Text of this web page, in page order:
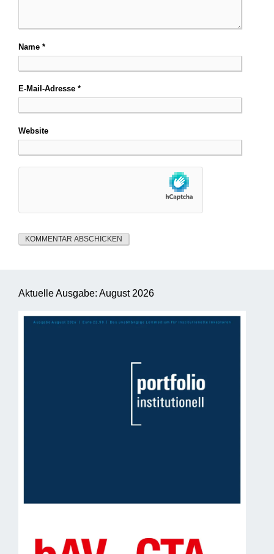
Name *
E-Mail-Adresse *
Website
Aktuelle Ausgabe: August 2026